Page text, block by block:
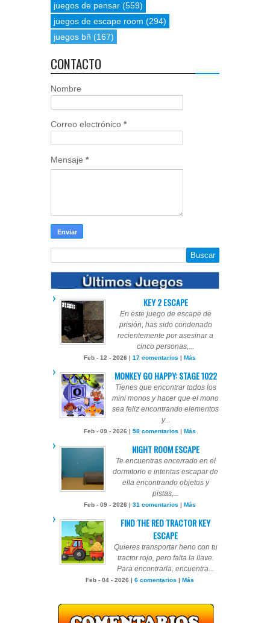
juegos de pensar (559)
juegos de escape room (294)
juegos bñ (167)
CONTACTO
Nombre
Correo electrónico *
Mensaje *
KEY 2 ESCAPE
En este juego de escape de
prisión, has sido condenado
recientemente por asesinar a
cinco personas,...
Feb - 12 - 2026 | 17 comentarios | Más
MONKEY GO HAPPY: STAGE 1022
Tienes que encontrar todos los
mini monos y hacer que el mono
sea feliz encontrando elementos
y...
Feb - 09 - 2026 | 58 comentarios | Más
NIGHT ROOM ESCAPE
Te encuentras encerrado en el
dormitorio e intentas escapar de
ella encontrando objetos y
pistas,...
Feb - 09 - 2026 | 31 comentarios | Más
FIND THE RED TRACTOR KEY
ESCAPE
Quieres transportar heno con tu
tractor rojo, pero falta la llave.
Para encontrarla, encuentra...
Feb - 04 - 2026 | 6 comentarios | Más